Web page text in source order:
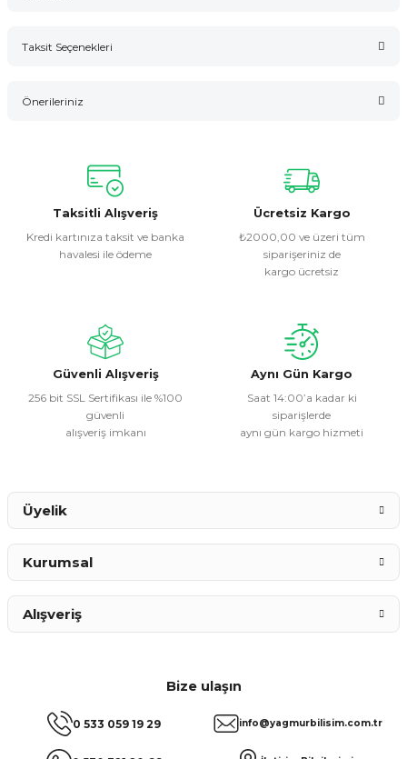
Taksit Seçenekleri
Önerileriniz
konularda yetersiz gördüğünüz noktaları öneri formunu
kullanarak tarafımıza iletebilirsiniz.
Görüş ve önerileriniz için teşekkür ederiz.
Ürün resmi kalitesiz, bozuk veya görüntülenemiyor.
Ürün fiyatı diğer sitelerden daha pahalı.
Bu ürüne benzer farklı alternatifler olmalı.
Taksitli Alışveriş
Kredi kartınıza taksit ve banka
havalesi ile ödeme
Ücretsiz Kargo
₺2000,00 ve üzeri tüm
siparişeriniz de
kargo ücretsiz
Güvenli Alışveriş
256 bit SSL Sertifikası ile %100
güvenli
alışveriş imkanı
Aynı Gün Kargo
Saat 14:00’a kadar ki
siparişlerde
aynı gün kargo hizmeti
Bize ulaşın
0 533 059 19 29 info@yagmurbilisim.com.tr
Üyelik
Kurumsal
Alışveriş